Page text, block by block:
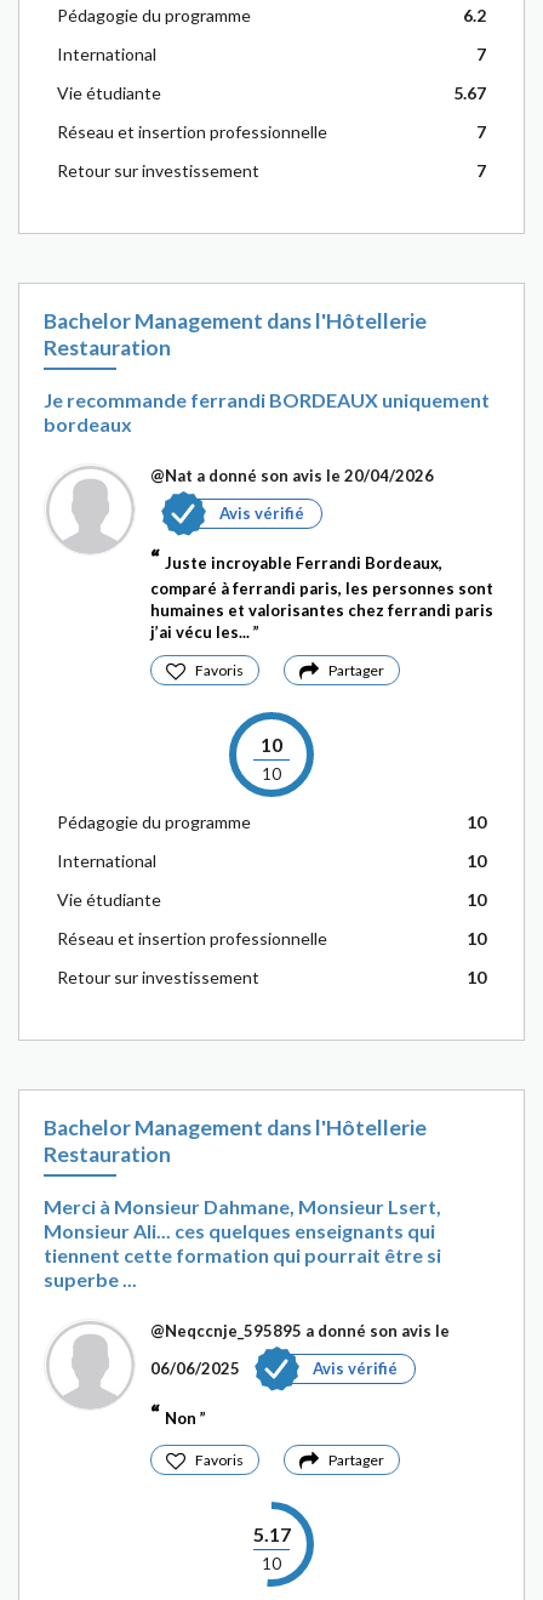
Pédagogie du programme
6.2
International
7
Vie étudiante
5.67
Réseau et insertion professionnelle
7
Retour sur investissement
7
Bachelor Management dans l'Hôtellerie
Restauration
Je recommande ferrandi BORDEAUX uniquement
bordeaux
@Nat a donné son avis le 20/04/2026
Avis vérifié
Juste incroyable Ferrandi Bordeaux,
comparé à ferrandi paris, les personnes sont
humaines et valorisantes chez ferrandi paris
j’ai vécu les...
Favoris Partager
10
10
Pédagogie du programme
10
International
10
Vie étudiante
10
Réseau et insertion professionnelle
10
Retour sur investissement
10
Bachelor Management dans l'Hôtellerie
Restauration
Merci à Monsieur Dahmane, Monsieur Lsert,
Monsieur Ali... ces quelques enseignants qui
tiennent cette formation qui pourrait être si
superbe ...
@Neqccnje_595895 a donné son avis le
06/06/2025
Avis vérifié
Non
Favoris Partager
5.17
10